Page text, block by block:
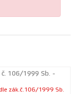
106/1999 Sb. -
zák.č.106/1999 Sb.